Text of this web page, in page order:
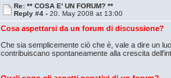
Re: ** COSA E' UN FORUM? **
Reply #4 -20. May 2008 at 13:00
Cosa aspettarsi da un forum di discussione?
Che sia semplicemente ciò che è, vale a dire un
contribuiscano spontaneamente alla crescita